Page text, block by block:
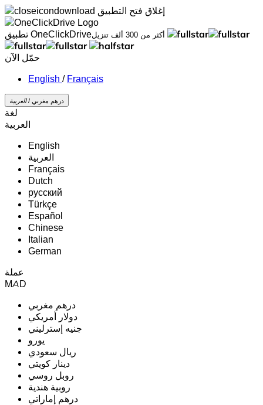
إغلاق فتح التطبيق
تطبيق OneClickDrive
أكثر من 300 ألف تنزيل
حمّل الآن
/ Français
درهم مغربي /‏العربية‏
لغة
‏العربية‏
English
‏العربية‏
Français
Dutch
русский
Türkçe
Español
Chinese
Italian
German
عملة
MAD
درهم مغربي
دولار أمريكي
جنيه إسترليني
يورو
ريال سعودي
دينار كويتي
روبل روسي
روبية هندية
درهم إماراتي